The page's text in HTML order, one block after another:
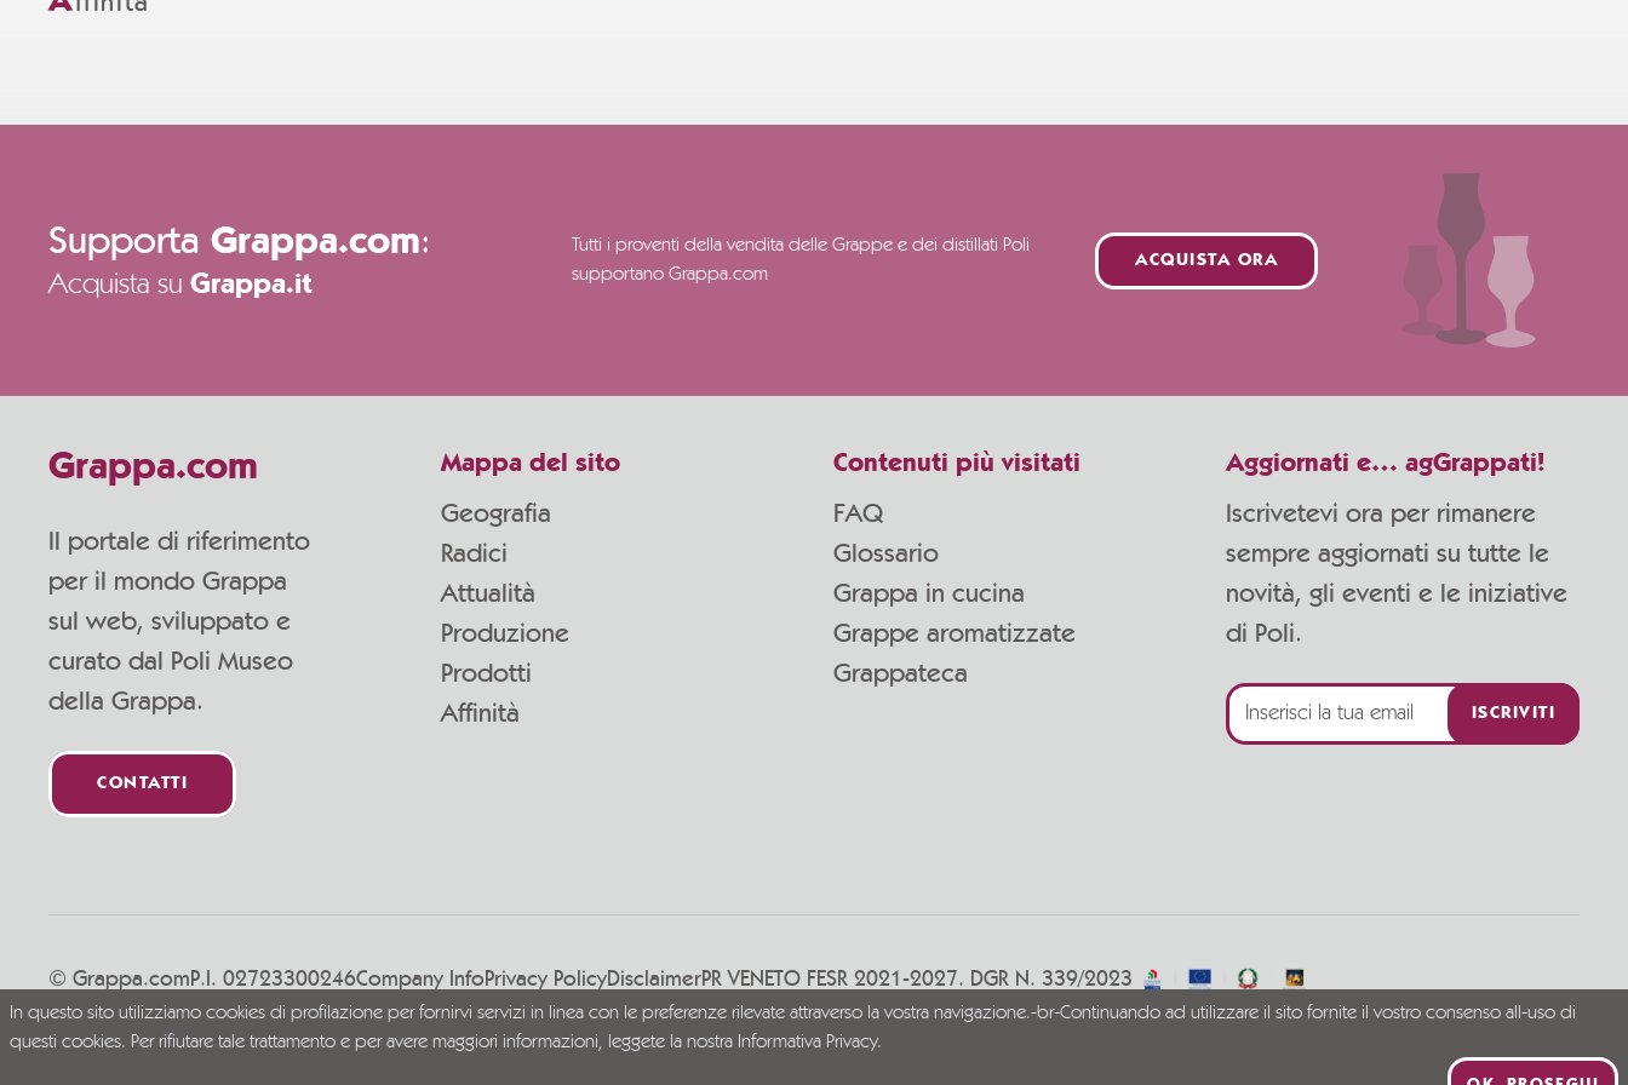
Supporta Grappa.com:
Acquista su Grappa.it
Tutti i proventi della vendita delle Grappe e dei distillati Poli
supportano Grappa.com
ACQUISTA ORA
Aggiornati e… agGrappati!
Iscrivetevi ora per rimanere
sempre aggiornati su tutte le
novità, gli eventi e le iniziative
di Poli.
ISCRIVITI
Grappa.com
Il portale di riferimento
per il mondo Grappa
sul web, sviluppato e
curato dal Poli Museo
della Grappa.
CONTATTI
Mappa del sito
Geografia
Radici
Attualità
Produzione
Prodotti
Affinità
Contenuti più visitati
FAQ
Glossario
Grappa in cucina
Grappe aromatizzate
Grappateca
Vivi la Grappa responsabilmente
© Grappa.comP.I. 02723300246Company InfoPrivacy PolicyDisclaimerPR VENETO FESR 2021-2027. DGR N. 339/2023
In questo sito utilizziamo cookies di profilazione per fornirvi servizi in linea con le preferenze rilevate attraverso la vostra navigazione.-br-Continuando ad utilizzare il sito fornite il vostro consenso all-uso di
questi cookies. Per rifiutare tale trattamento e per avere maggiori informazioni, leggete la nostra Informativa Privacy.